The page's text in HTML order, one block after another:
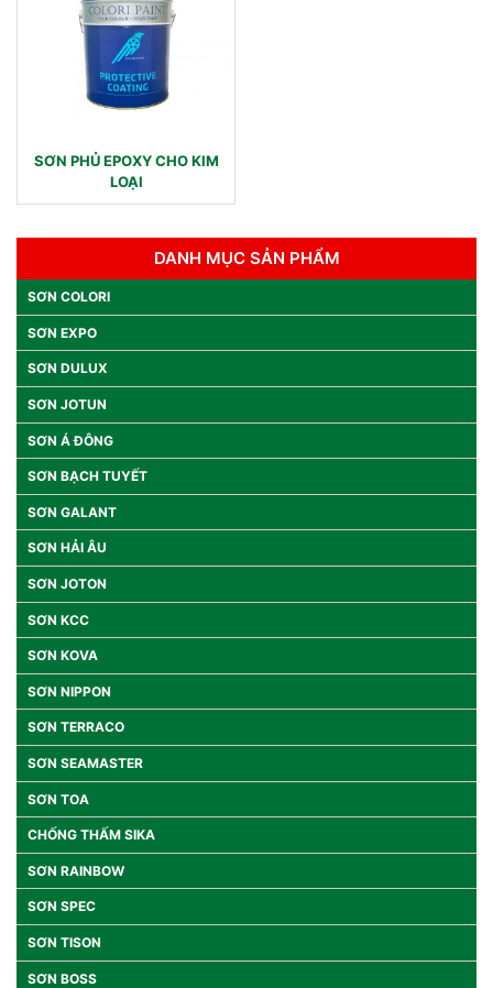
SƠN PHỦ EPOXY CHO KIM
LOẠI
DANH MỤC SẢN PHẨM
SƠN COLORI
SƠN EXPO
SƠN DULUX
SƠN JOTUN
SƠN Á ĐÔNG
SƠN BẠCH TUYẾT
SƠN GALANT
SƠN HẢI ÂU
SƠN JOTON
SƠN KCC
SƠN KOVA
SƠN NIPPON
SƠN TERRACO
SƠN SEAMASTER
SƠN TOA
CHỐNG THẤM SIKA
SƠN RAINBOW
SƠN SPEC
SƠN TISON
SƠN BOSS